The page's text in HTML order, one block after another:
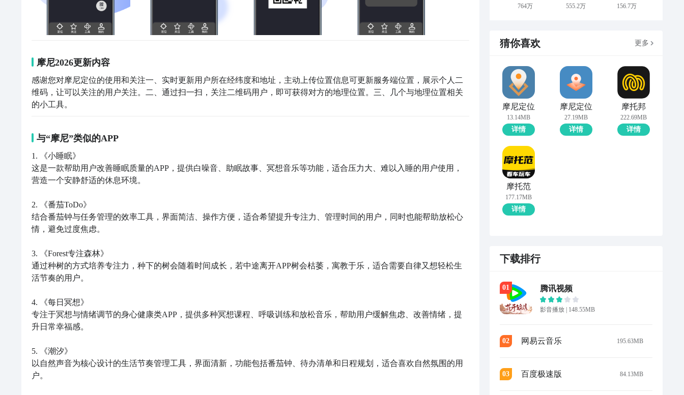
摩尼2026更新内容
感谢您对摩尼定位的使用和关注一、实时更新用户所在经纬度和地址，主动上传位置信息可更新服务端位置，展示个人二
维码，让可以关注的用户关注。二、通过扫一扫，关注二维码用户，即可获得对方的地理位置。三、几个与地理位置相关
的小工具。
与“摩尼”类似的APP
1. 《小睡眠》
这是一款帮助用户改善睡眠质量的APP，提供白噪音、助眠故事、冥想音乐等功能，适合压力大、难以入睡的用户使用，
营造一个安静舒适的休息环境。
2. 《番茄ToDo》
结合番茄钟与任务管理的效率工具，界面简洁、操作方便，适合希望提升专注力、管理时间的用户，同时也能帮助放松心
情，避免过度焦虑。
3. 《Forest专注森林》
通过种树的方式培养专注力，种下的树会随着时间成长，若中途离开APP树会枯萎，寓教于乐，适合需要自律又想轻松生
活节奏的用户。
4. 《每日冥想》
专注于冥想与情绪调节的身心健康类APP，提供多种冥想课程、呼吸训练和放松音乐，帮助用户缓解焦虑、改善情绪，提
升日常幸福感。
5. 《潮汐》
以自然声音为核心设计的生活节奏管理工具，界面清新，功能包括番茄钟、待办清单和日程规划，适合喜欢自然氛围的用
户。
764万 555.2万 156.7万
猜你喜欢 更多
摩尼定位
13.14MB
详情
摩尼定位
27.19MB
详情
摩托邦
222.69MB
详情
摩托范
177.17MB
详情
下载排行
01 腾讯视频
影音播放 | 148.55MB
02 网易云音乐 195.63MB
03 百度极速版 84.13MB